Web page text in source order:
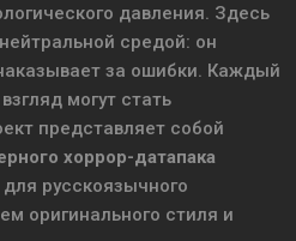
давления. Здесь
средой: он
за ошибки. Каждый
могут стать
представляет собой
хоррор-датапака
русскоязычного
оригинального стиля и